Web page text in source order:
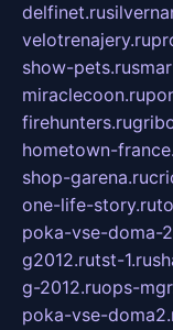
delfinet.ru
velotrenajery.ru
show-pets.ru
miraclecoon.ru
firehunters.ru
hometown-
shop-garena.ru
one-life-story.ru
poka-vse-doma-
g2012.rutst-1.ru
g-2012.ruops-
poka-vse-